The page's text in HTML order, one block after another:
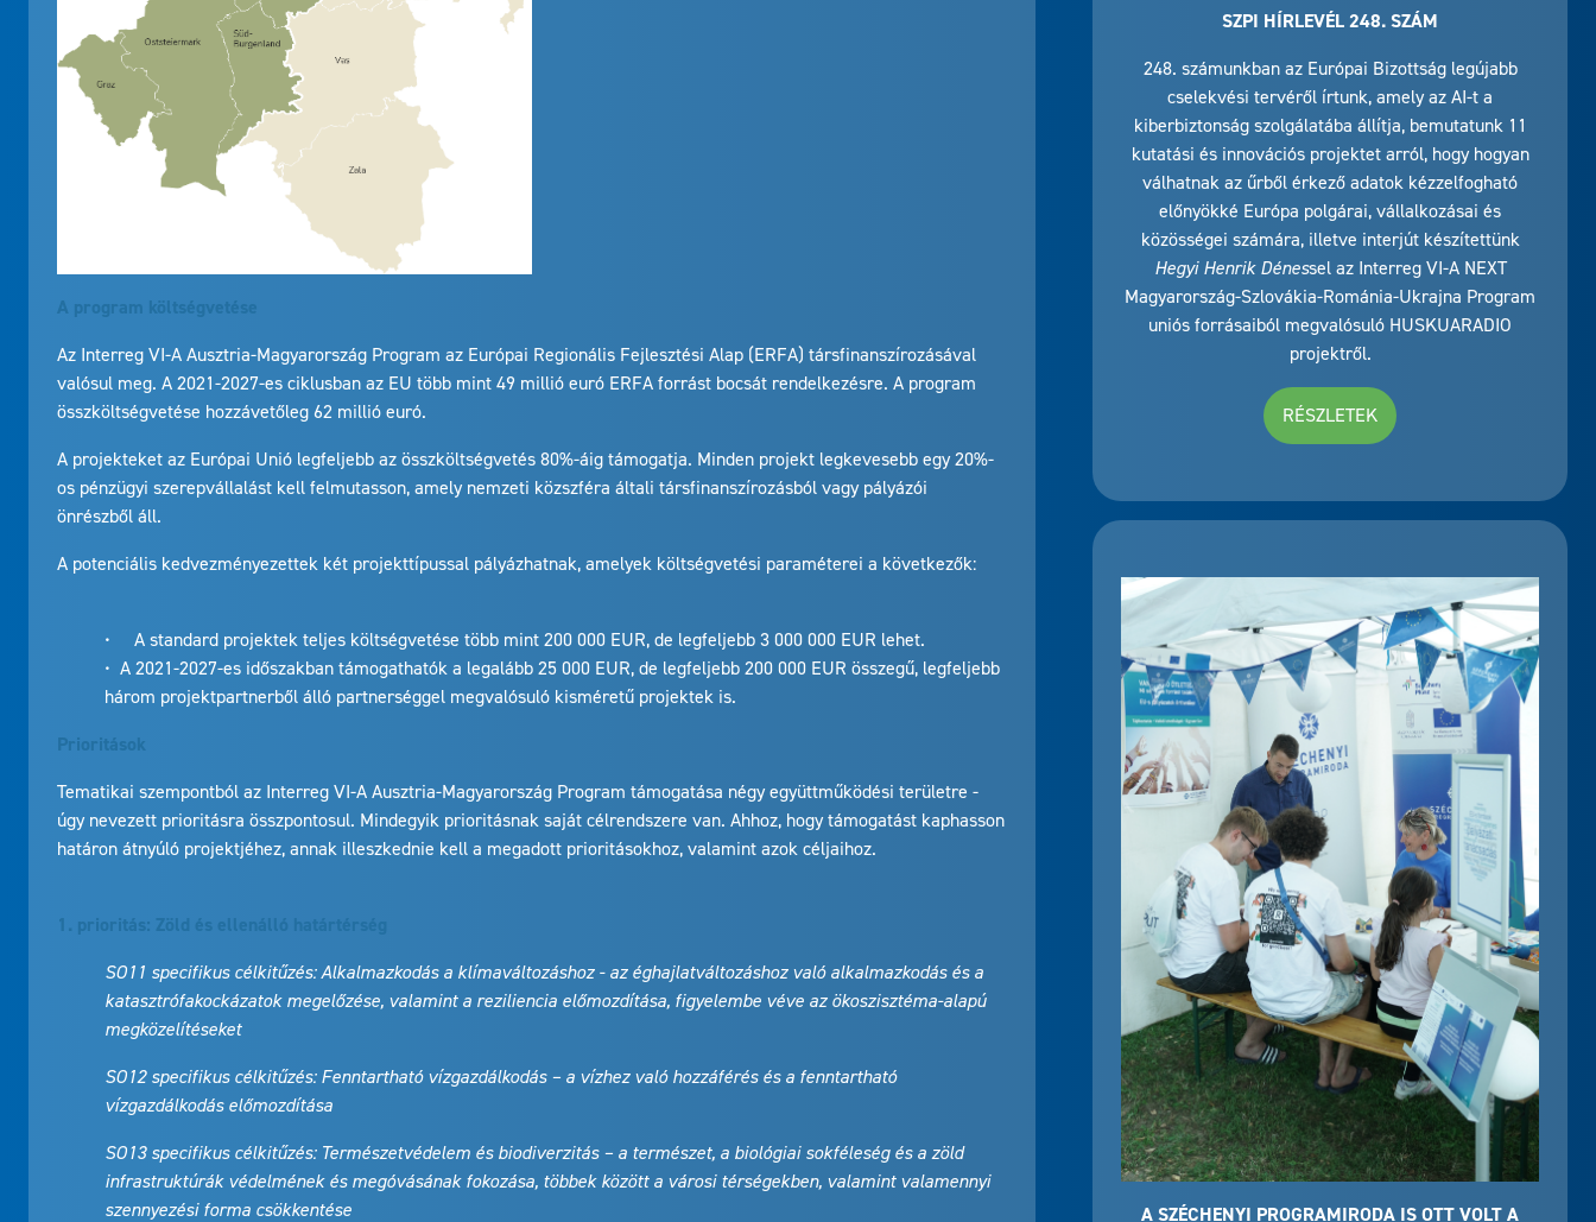
A program költségvetése
Az Interreg VI-A Ausztria-Magyarország Program az Európai Regionális Fejlesztési Alap (ERFA) társfinanszírozásával
valósul meg. A 2021-2027-es ciklusban az EU több mint 49 millió euró ERFA forrást bocsát rendelkezésre. A program
összköltségvetése hozzávetőleg 62 millió euró.
A projekteket az Európai Unió legfeljebb az összköltségvetés 80%-áig támogatja. Minden projekt legkevesebb egy 20%-
os pénzügyi szerepvállalást kell felmutasson, amely nemzeti közszféra általi társfinanszírozásból vagy pályázói
önrészből áll.
A potenciális kedvezményezettek két projekttípussal pályázhatnak, amelyek költségvetési paraméterei a következők:
• A standard projektek teljes költségvetése több mint 200 000 EUR, de legfeljebb 3 000 000 EUR lehet.
• A 2021-2027-es időszakban támogathatók a legalább 25 000 EUR, de legfeljebb 200 000 EUR összegű, legfeljebb
három projektpartnerből álló partnerséggel megvalósuló kisméretű projektek is.
Prioritások
Tematikai szempontból az Interreg VI-A Ausztria-Magyarország Program támogatása négy együttműködési területre -
úgy nevezett prioritásra összpontosul. Mindegyik prioritásnak saját célrendszere van. Ahhoz, hogy támogatást kaphasson
határon átnyúló projektjéhez, annak illeszkednie kell a megadott prioritásokhoz, valamint azok céljaihoz.
1. prioritás: Zöld és ellenálló határtérség
SO11 specifikus célkitűzés: Alkalmazkodás a klímaváltozáshoz - az éghajlatváltozáshoz való alkalmazkodás és a
katasztrófakockázatok megelőzése, valamint a reziliencia előmozdítása, figyelembe véve az ökoszisztéma-alapú
megközelítéseket
SO12 specifikus célkitűzés: Fenntartható vízgazdálkodás – a vízhez való hozzáférés és a fenntartható
vízgazdálkodás előmozdítása
SO13 specifikus célkitűzés: Természetvédelem és biodiverzitás – a természet, a biológiai sokféleség és a zöld
infrastruktúrák védelmének és megóvásának fokozása, többek között a városi térségekben, valamint valamennyi
szennyezési forma csökkentése
SZPI HÍRLEVÉL 248. SZÁM
248. számunkban az Európai Bizottság legújabb
cselekvési tervéről írtunk, amely az AI-t a
kiberbiztonság szolgálatába állítja, bemutatunk 11
kutatási és innovációs projektet arról, hogy hogyan
válhatnak az űrből érkező adatok kézzelfogható
előnyökké Európa polgárai, vállalkozásai és
közösségei számára, illetve interjút készítettünk
Hegyi Henrik Dénessel az Interreg VI-A NEXT
Magyarország-Szlovákia-Románia-Ukrajna Program
uniós forrásaiból megvalósuló HUSKUARADIO
projektről.
RÉSZLETEK
A SZÉCHENYI PROGRAMIRODA IS OTT VOLT A